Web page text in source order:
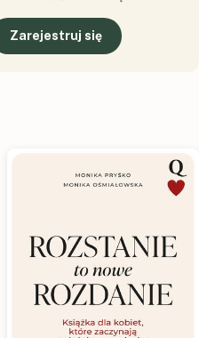
Zarejestruj się